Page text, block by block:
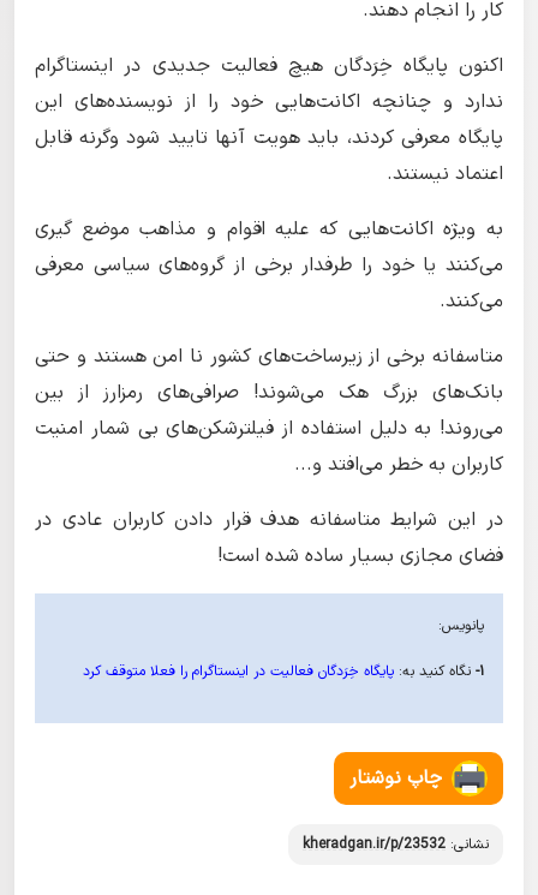
کار را انجام دهند.
اکنون پایگاه خِرَدگان هیچ فعالیت جدیدی در اینستاگرام
ندارد و چنانچه اکانت‌هایی خود را از نویسنده‌های این
پایگاه معرفی کردند، باید هویت آنها تایید شود وگرنه قابل
اعتماد نیستند.
به ویژه اکانت‌هایی که علیه اقوام و مذاهب موضع گیری
می‌کنند یا خود را طرفدار برخی از گروه‌های سیاسی معرفی
می‌کنند.
متاسفانه برخی از زیرساخت‌های کشور نا امن هستند و حتی
بانک‌های بزرگ هک می‌شوند! صرافی‌های رمزارز از بین
می‌روند! به دلیل استفاده از فیلترشکن‌های بی شمار امنیت
کاربران به خطر می‌افتد و...
در این شرایط متاسفانه هدف قرار دادن کاربران عادی در
فضای مجازی بسیار ساده شده است!
پانویس:
1- نگاه کنید به: پایگاه خِرَدگان فعالیت در اینستاگرام را فعلا متوقف کرد
چاپ نوشتار
نشانی: kheradgan.ir/p/23532